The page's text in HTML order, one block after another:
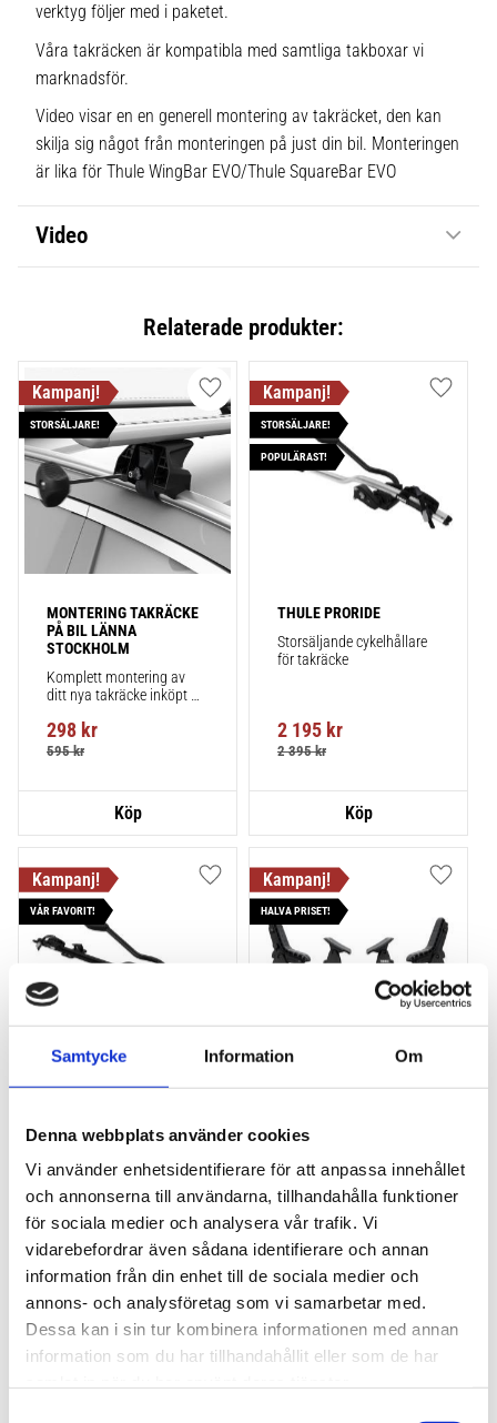
Samtycke Information Om
Denna webbplats använder cookies
Vi använder enhetsidentifierare för att anpassa innehållet
och annonserna till användarna, tillhandahålla funktioner
för sociala medier och analysera vår trafik. Vi
vidarebefordrar även sådana identifierare och annan
information från din enhet till de sociala medier och
annons- och analysföretag som vi samarbetar med.
Dessa kan i sin tur kombinera informationen med annan
information som du har tillhandahållit eller som de har
verktyg följer med i paketet.
Våra takräcken är kompatibla med samtliga takboxar vi
marknadsför.
Video visar en en generell montering av takräcket, den kan
skilja sig något från monteringen på just din bil. Monteringen
är lika för Thule WingBar EVO/Thule SquareBar EVO
Video
Relaterade produkter:
MONTERING TAKRÄCKE
PÅ BIL LÄNNA
STOCKHOLM
Komplett montering av
ditt nya takräcke inköpt
montering på din bil.
298 kr
595kr
STORSÄLJARE!
Lägg till i favoriter
THULE PRORIDE
Storsäljande cykelhållare
för takräcke
2 195 kr
2 395kr
STORSÄLJARE!
POPULÄRAST!
Lägg
Storsäljande
takcykelhållare
2 395kr
2 595 kr
VÅR FAVORIT!
Lägg till i favoriter
Horisontell kajakhållare
1 495kr
3 145kr
HALVA PRISET!
Lägg
Lägg till i favoriter
POPULÄRAST!
Lägg